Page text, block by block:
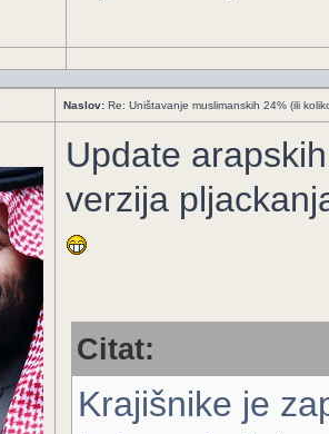
Naslov: Re: Uništavanje muslimanskih 24% (ili
Update
verzija
Citat:
Krajišnike je